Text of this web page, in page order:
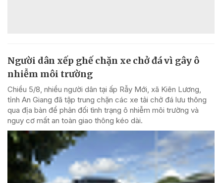
Người dân xếp ghế chặn xe chở đá vì gây ô
nhiễm môi trường
Chiều 5/8, nhiều người dân tại ấp Rẫy Mới, xã Kiên Lương,
tỉnh An Giang đã tập trung chặn các xe tải chở đá lưu thông
qua địa bàn để phản đối tình trạng ô nhiễm môi trường và
nguy cơ mất an toàn giao thông kéo dài.